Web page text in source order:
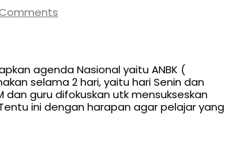
agenda Nasional yaitu ANBK (
selama 2 hari, yaitu hari Senin dan
dan guru difokuskan utk mensukseskan
ini dengan harapan agar pelajar yang